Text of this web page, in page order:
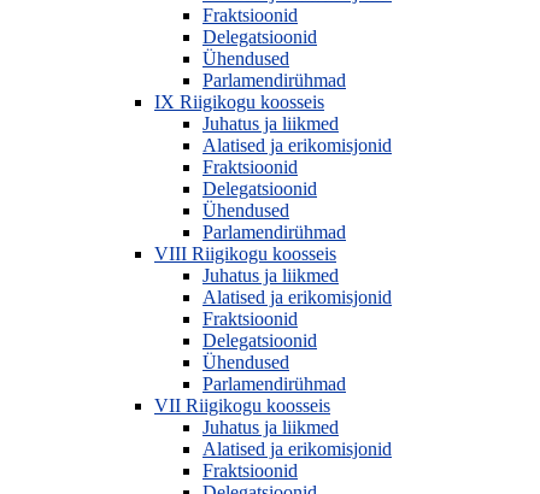
Fraktsioonid
Delegatsioonid
Ühendused
Parlamendirühmad
IX Riigikogu koosseis
Juhatus ja liikmed
Alatised ja erikomisjonid
Fraktsioonid
Delegatsioonid
Ühendused
Parlamendirühmad
VIII Riigikogu koosseis
Juhatus ja liikmed
Alatised ja erikomisjonid
Fraktsioonid
Delegatsioonid
Ühendused
Parlamendirühmad
VII Riigikogu koosseis
Juhatus ja liikmed
Alatised ja erikomisjonid
Fraktsioonid